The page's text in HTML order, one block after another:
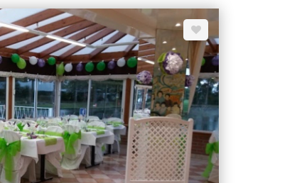
- À l'étage, un dégagement dessert trois
salle de bains fonctionnelle, parfaitement
À l'extérieur, vous profiterez d'un agréable
de détente en famille ou entre amis, ainsi que
de stockage supplémentaire. MDT 2084
inclus (charge vendeurs)